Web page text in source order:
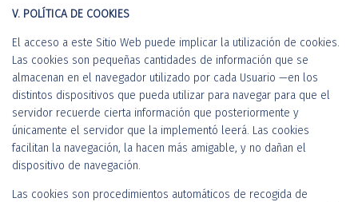
V. POLÍTICA DE COOKIES
El acceso a este Sitio Web puede implicar la utilización de cookies.
Las cookies son pequeñas cantidades de información que se
almacenan en el navegador utilizado por cada Usuario —en los
distintos dispositivos que pueda utilizar para navegar para que el
servidor recuerde cierta información que posteriormente y
únicamente el servidor que la implementó leerá. Las cookies
facilitan la navegación, la hacen más amigable, y no dañan el
dispositivo de navegación.
Las cookies son procedimientos automáticos de recogida de